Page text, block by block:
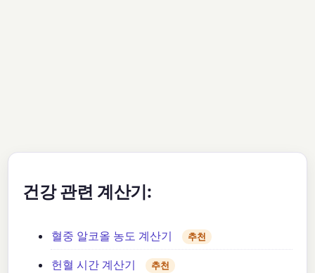
건강 관련 계산기:
혈중 알코올 농도 계산기 추천
헌혈 시간 계산기 추천